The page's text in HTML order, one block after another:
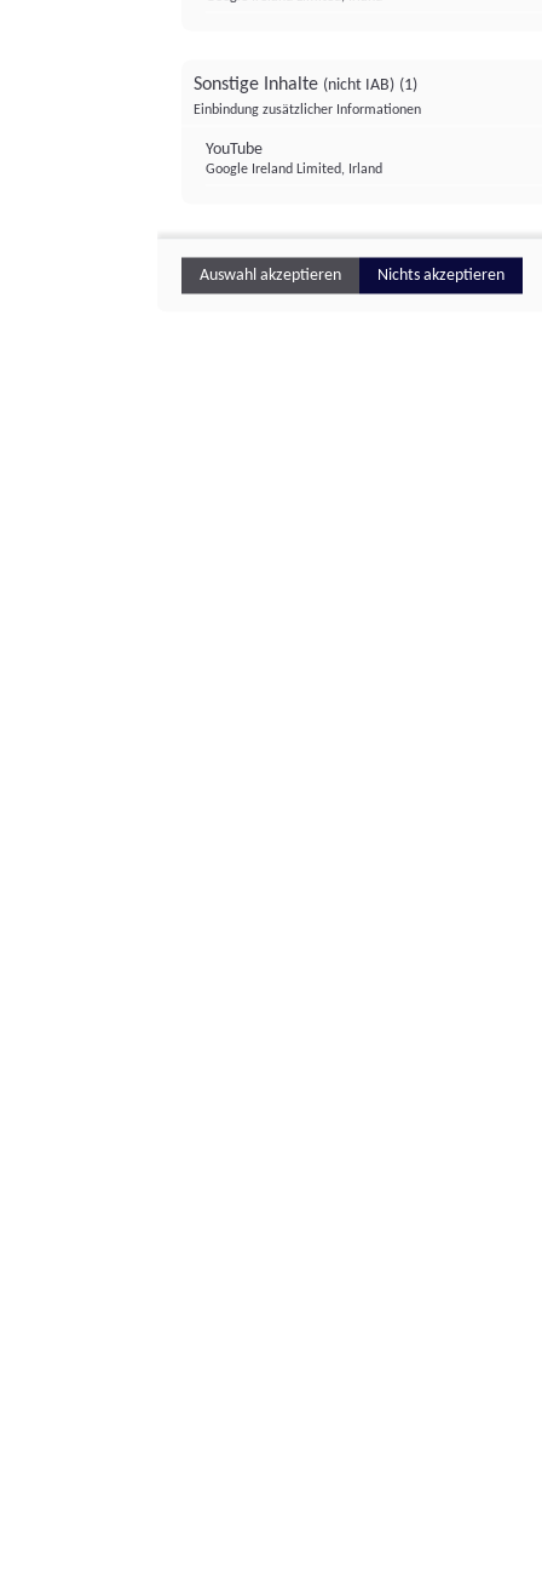
Sonstige Inhalte (nicht IAB) (1)
Einbindung zusätzlicher Informationen
YouTube
Google Ireland Limited, Irland
Auswahl akzeptieren Nichts akzeptieren